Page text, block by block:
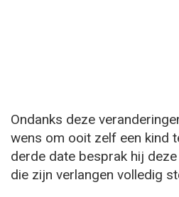
Ondanks deze
wens om ooit zelf een kind
derde date besprak hij
die zijn verlangen volledig